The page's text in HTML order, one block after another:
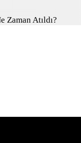
Zaman Atıldı?